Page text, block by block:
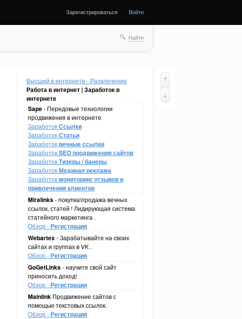
Зарегистрироваться Войти
Найти
Высший в интернете - Развлечение
Работа в интернет | Заработок в
интернете
Sape- Передовые технологии
продвижения в интернете
ЗаработокСсылки
ЗаработокСтатьи
Заработоквечные ссылки
ЗаработокSEO продвижения сайтов
ЗаработокТизеры / банеры
ЗаработокМединая реклама
Заработокмониторинг отзывов и
привлечения клиентов
Miralinks- покупка\продажа вечных
ссылок, статей ! Лидирующая система
статейного маркетинга .
Обзор -Регистрация
Webartex- Зарабатывайте на своих
сайтах и группах в VK .
Обзор -Регистрация
GoGetLinks- научите свой сайт
приносить доход!
Обзор -Регистрация
Mainlink Продвижение сайтов с
помощью текстовых ссылок.
Обзор -Регистрация